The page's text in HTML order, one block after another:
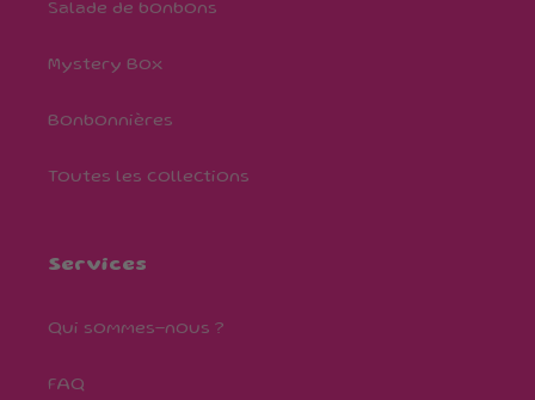
Salade de bonbons
Mystery Box
Bonbonnières
Toutes les collections
Services
Qui sommes-nous ?
FAQ